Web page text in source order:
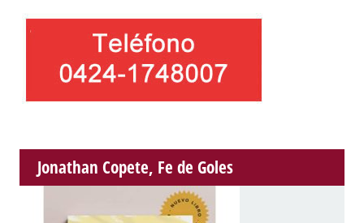
Jonathan Copete, Fe de Goles